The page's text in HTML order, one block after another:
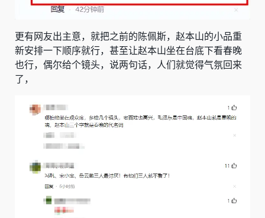
更有网友出主意，就把之前的陈佩斯，赵本山的小品重
新安排一下顺序就行，甚至让赵本山坐在台底下看春晚
也行，偶尔给个镜头，说两句话，人们就觉得气氛回来
了，